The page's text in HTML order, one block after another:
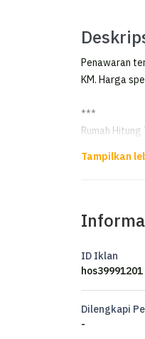
Penawaran
KM. Harga
***
Rumah
TANAH
Lebar Depan
Kawasan
Keunggulan
- Dekat rumah
ID Iklan
hos39991201
Dilengkapi
-